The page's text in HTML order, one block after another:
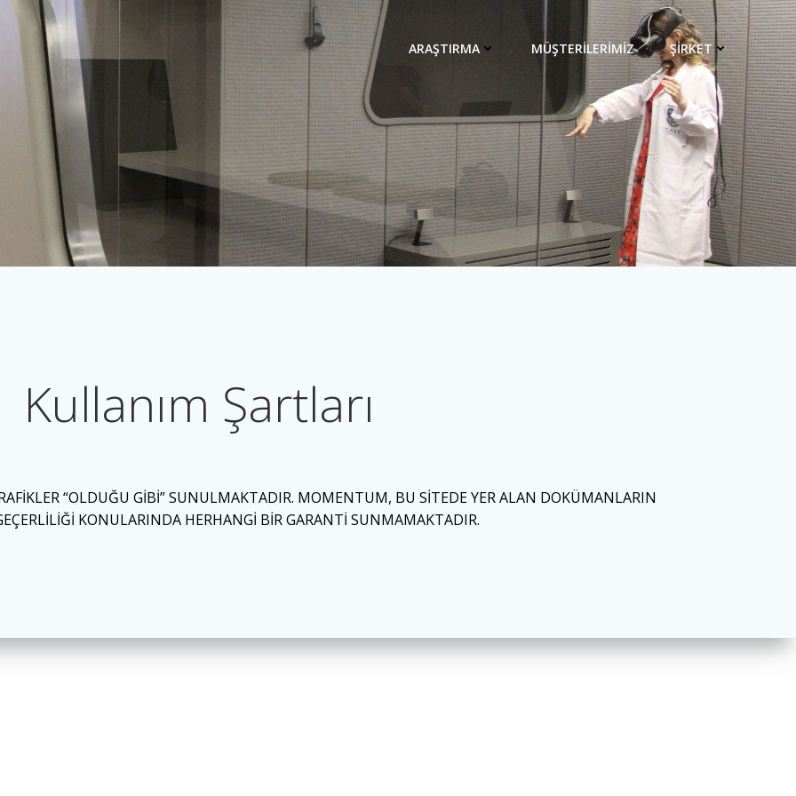
ARAŞTIRMA MÜŞTERİLERİMİZ ŞİRKET
Kullanım Şartları
“OLDUĞU GİBİ” SUNULMAKTADIR. MOMENTUM, BU SİTEDE YER ALAN DOKÜMANLARIN
KONULARINDA HERHANGİ BİR GARANTİ SUNMAMAKTADIR.